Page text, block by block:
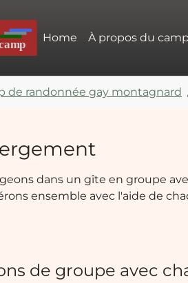
Home À propos du camp
de randonnée gay montagnard
dans un gîte en groupe
ensemble avec l'aide de
de groupe avec